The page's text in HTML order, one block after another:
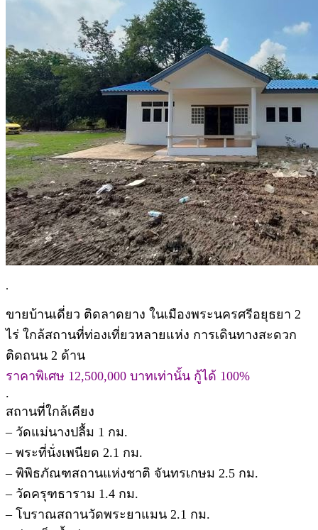
.
ขายบ้านเดี่ยว ติดลาดยาง ในเมืองพระนครศรีอยุธยา 2
ไร่ ใกล้สถานที่ท่องเที่ยวหลายแห่ง การเดินทางสะดวก
ติดถนน 2 ด้าน
ราคาพิเศษ 12,500,000 บาทเท่านั้น กู้ได้ 100%
.
สถานที่ใกล้เคียง
– วัดแม่นางปลื้ม 1 กม.
– พระที่นั่งเพนียด 2.1 กม.
– พิพิธภัณฑสถานแห่งชาติ จันทรเกษม 2.5 กม.
– วัดครุฑธาราม 1.4 กม.
– โบราณสถานวัดพระยาแมน 2.1 กม.